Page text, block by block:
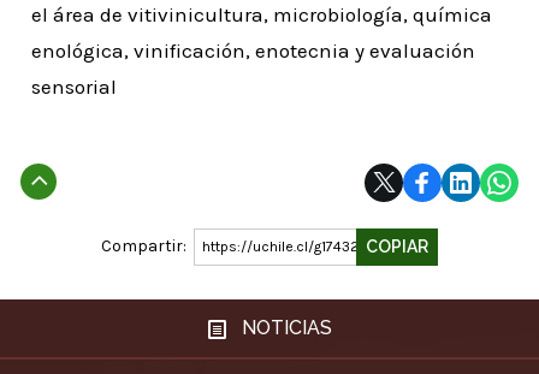
el área de vitivinicultura, microbiología, química
enológica, vinificación, enotecnia y evaluación
sensorial
Subir
Compartir: https://uchile.cl/g174327 COPIAR
NOTICIAS